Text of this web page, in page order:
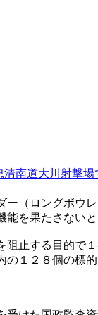
清南道大川射撃
（ロングボ
を果たさないと
止する目的
１２８個の標